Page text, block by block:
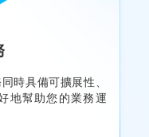
時具備可擴展性、
地幫助您的業務運